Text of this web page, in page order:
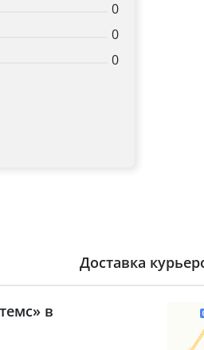
0
0
0
Доставка
в